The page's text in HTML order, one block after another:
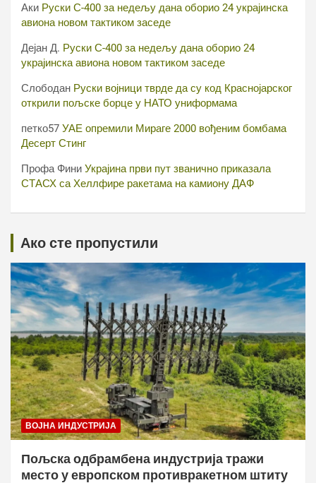
Аки Руски С-400 за недељу дана оборио 24 украјинска
авиона новом тактиком заседе
Дејан Д. Руски С-400 за недељу дана оборио 24
украјинска авиона новом тактиком заседе
Слободан Руски војници тврде да су код Краснојарског
открили пољске борце у НАТО униформама
петко57 УАЕ опремили Мираге 2000 вођеним бомбама
Десерт Стинг
Профа Фини Украјина први пут званично приказала
СТАСХ са Хеллфире ракетама на камиону ДАФ
Ако сте пропустили
ВОЈНА ИНДУСТРИЈА
Пољска одбрамбена индустрија тражи
место у европском противракетном штиту